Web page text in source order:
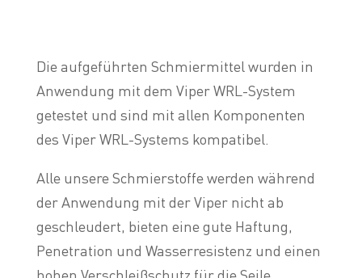
Die aufgeführten Schmiermittel wurden in
Anwendung mit dem Viper WRL-System
getestet und sind mit allen Komponenten
des Viper WRL-Systems kompatibel.
Alle unsere Schmierstoffe werden während
der Anwendung mit der Viper nicht ab
geschleudert, bieten eine gute Haftung,
Penetration und Wasserresistenz und einen